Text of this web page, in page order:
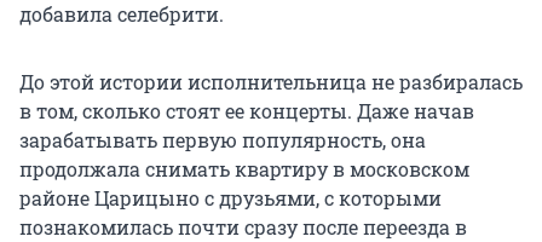
добавила селебрити.
До этой истории исполнительница не разбиралась
в том, сколько стоят ее концерты. Даже начав
зарабатывать первую популярность, она
продолжала снимать квартиру в московском
районе Царицыно с друзьями, с которыми
познакомилась почти сразу после переезда в